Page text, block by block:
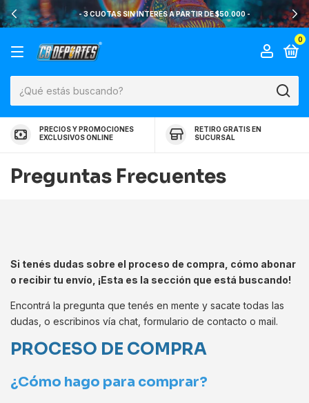
- 3 CUOTAS SIN INTERES A PARTIR DE $50.000 -
0
PRECIOS Y PROMOCIONES
EXCLUSIVOS ONLINE
RETIRO GRATIS EN
SUCURSAL
Preguntas Frecuentes
Si tenés dudas sobre el proceso de compra, cómo abonar
o recibir tu envío, ¡Esta es la sección que está buscando!
Encontrá la pregunta que tenés en mente y sacate todas las
dudas, o escribinos vía chat, formulario de contacto o mail.
PROCESO DE COMPRA
¿Cómo hago para comprar?